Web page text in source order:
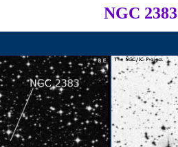
NGC 2383